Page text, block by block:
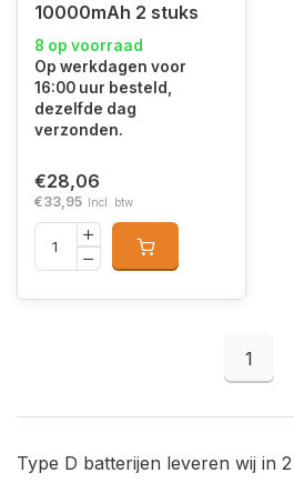
10000mAh 2 stuks
8 op voorraad
Op werkdagen voor
16:00 uur besteld,
dezelfde dag
verzonden.
€28,06
€33,95 Incl. btw
1
Type D batterijen leveren wij in